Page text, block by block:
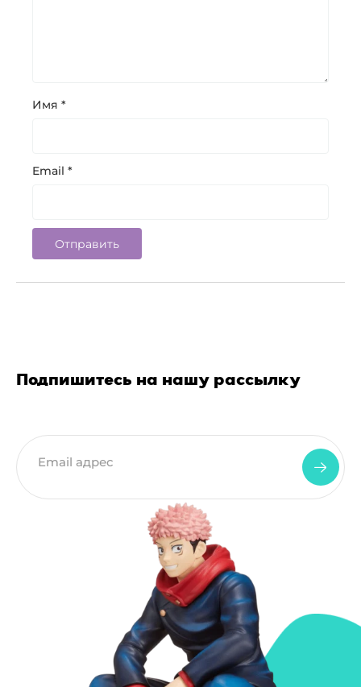
Имя *
Email *
Подпишитесь на нашу рассылку